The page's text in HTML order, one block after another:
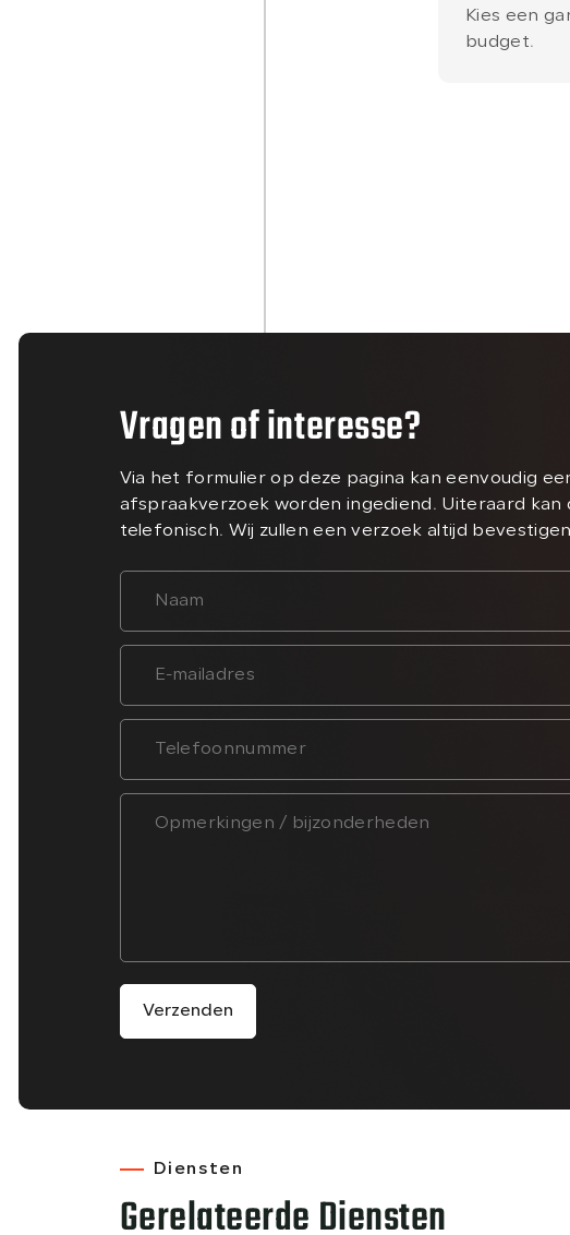
Kies een
budget.
Vragen of interesse?
Via het formulier op deze pagina kan eenvoudig
afspraakverzoek worden ingediend. Uiteraard kan
telefonisch. Wij zullen een verzoek altijd
Verzenden
Diensten
Gerelateerde Diensten